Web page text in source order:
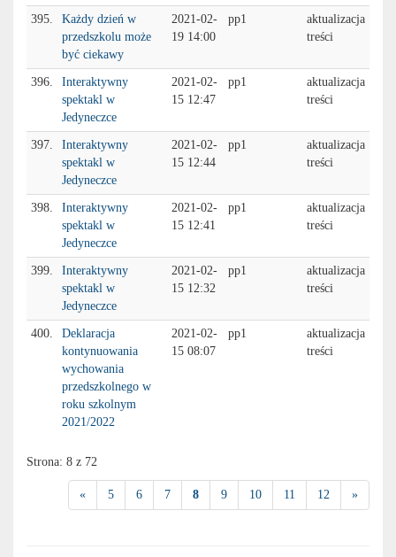
395.
Każdy dzień w
przedszkolu może
być ciekawy
2021-02-
19 14:00
pp1
aktualizacja
treści
396.
Interaktywny
spektakl w
Jedyneczce
2021-02-
15 12:47
pp1
aktualizacja
treści
397.
Interaktywny
spektakl w
Jedyneczce
2021-02-
15 12:44
pp1
aktualizacja
treści
398.
Interaktywny
spektakl w
Jedyneczce
2021-02-
15 12:41
pp1
aktualizacja
treści
399.
Interaktywny
spektakl w
Jedyneczce
2021-02-
15 12:32
pp1
aktualizacja
treści
400.
Deklaracja
kontynuowania
wychowania
przedszkolnego w
roku szkolnym
2021/2022
2021-02-
15 08:07
pp1
aktualizacja
treści
Strona: 8 z 72
« 5 6 7 8 9 10 11 12 »